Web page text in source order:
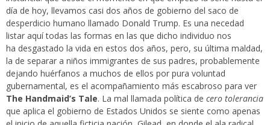
día de hoy, llevamos casi dos años de gobierno del saco de
desperdicio humano llamado Donald Trump. Es una necedad
listar aquí todas las formas en las que dicho individuo nos
ha desgastado la vida en estos dos años, pero, su última maldad,
la de separar a niños immigrantes de sus padres, probablemente
dejando huérfanos a muchos de ellos por pura voluntad
gubernamental, es el acompañamiento más escabroso para ver
The Handmaid’s Tale. La mal llamada política de cero tolerancia
que aplica el gobierno de Estados Unidos se siente como apenas